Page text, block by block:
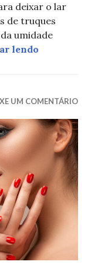
deixar o lar
de truques
umidade
lendo
UM COMENTÁRIO